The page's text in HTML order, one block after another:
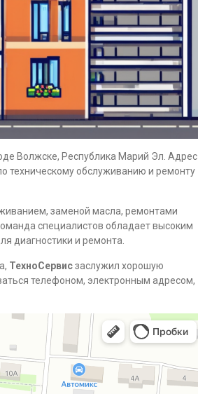
Волжске, Республика Марий Эл. Адрес
техническому обслуживанию и ремонту
заменой масла, ремонтами
специалистов обладает высоким
диагностики и ремонта.
ТехноСервисзаслужил хорошую
телефоном, электронным адресом,